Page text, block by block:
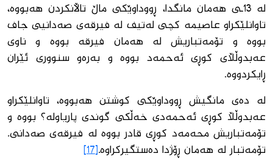
لە 13ـی هەمان مانگدا، ڕووداوێكی ماڵ تاڵانكردن هەبووە،
تاوانلێكراو عاصیمە كچی لەتیف لە فیرقەی صەدانیی جاف
بووە و تۆمەتباریش لە هەمان فیرقە بووە و ناوی
عەبدوڵڵای كوڕی ئەحمەد بووە و بەرەو سنووری ئێران
ڕایكردووە.
لە دەی مانگیش ڕووداوێكی كوشتن هەبووە، تاوانلێكراو
عەبدوڵڵا كوڕی ئەحمەدی خەڵكی گوندی پاریاولە؟ بووە و
تۆمەتباریش محەمەد كوڕی قادر بووە لە فیرقەی صەدانی.
تۆمەتبار لە هەمان ڕۆژدا دەستگیركراوە.[17]